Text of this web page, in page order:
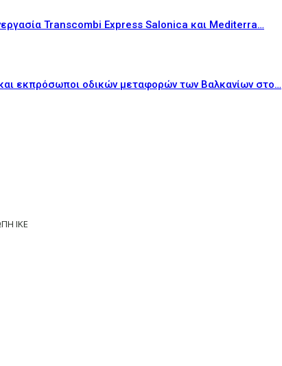
Transcombi Express Salonica και Mediterra…
εκπρόσωποι οδικών μεταφορών των Βαλκανίων στο…
ΙΚΕ